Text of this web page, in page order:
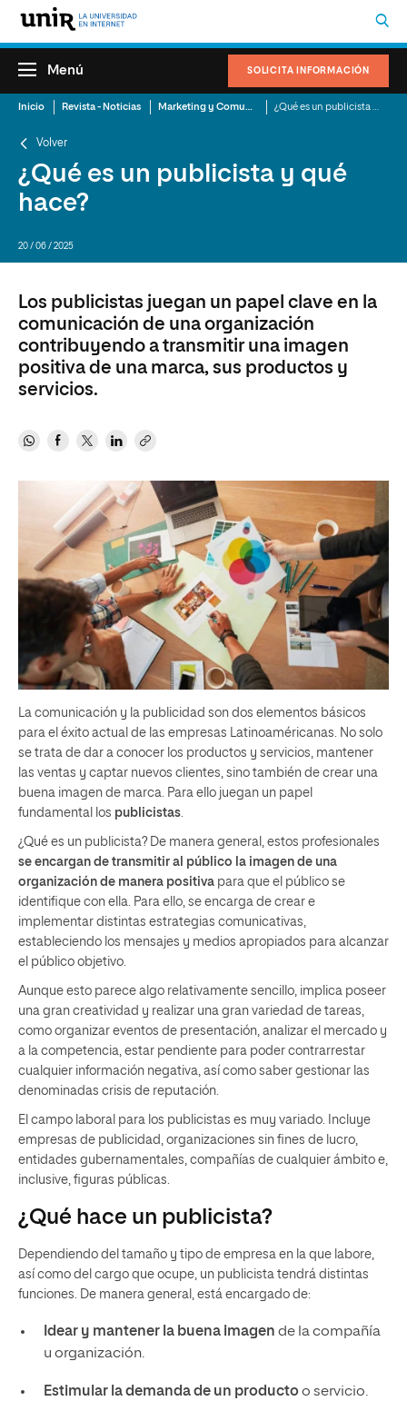
SOLICITA INFORMACIÓN
Menú
Inicio Revista - Noticias Marketing y Comunicación
Volver
¿Qué es un publicista y qué
hace?
20 / 06 / 2025
Los publicistas juegan un papel clave en la
comunicación de una organización
contribuyendo a transmitir una imagen
positiva de una marca, sus productos y
servicios.
La comunicación y la publicidad son dos elementos básicos
para el éxito actual de las empresas Latinoaméricanas. No solo
se trata de dar a conocer los productos y servicios, mantener
las ventas y captar nuevos clientes, sino también de crear una
buena imagen de marca. Para ello juegan un papel
fundamental los publicistas
¿Qué es un publicista? De manera general, estos profesionales
se encargan de transmitir al público la imagen de una
organización de manera positiva para que el público se
identifique con ella. Para ello, se encarga de crear e
implementar distintas estrategias comunicativas,
estableciendo los mensajes y medios apropiados para alcanzar
el público objetivo.
Aunque esto parece algo relativamente sencillo, implica poseer
una gran creatividad y realizar una gran variedad de tareas,
como organizar eventos de presentación, analizar el mercado y
a la competencia, estar pendiente para poder contrarrestar
cualquier información negativa, así como saber gestionar las
denominadas crisis de reputación.
El campo laboral para los publicistas es muy variado. Incluye
empresas de publicidad, organizaciones sin fines de lucro,
entidades gubernamentales, compañías de cualquier ámbito e,
inclusive, figuras públicas.
¿Qué hace un publicista?
Dependiendo del tamaño y tipo de empresa en la que labore,
así como del cargo que ocupe, un publicista tendrá distintas
funciones. De manera general, está encargado de:
Idear y mantener la buena imagen de la compañía
u organización.
Estimular la demanda de un productoo servicio.